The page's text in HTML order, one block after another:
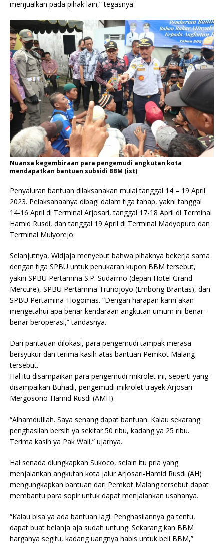
menjualkan pada pihak lain,” tegasnya.
Nuansa kegembiraan para pengemudi angkutan kota
mendapatkan bantuan subsidi BBM (ist)
Penyaluran bantuan dilaksanakan mulai tanggal 14 – 19 April
2023. Pelaksanaanya dibagi dalam tiga tahap, yakni tanggal
14-16 April di Terminal Arjosari, tanggal 17-18 April di Terminal
Hamid Rusdi, dan tanggal 19 April di Terminal Madyopuro dan
Terminal Mulyorejo.
Selanjutnya, Widjaja menyebut bahwa pihaknya bekerja sama
dengan tiga SPBU untuk penukaran kupon BBM tersebut,
yakni SPBU Pertamina S.P. Sudarmo (depan Hotel Grand
Mercure), SPBU Pertamina Trunojoyo (Embong Brantas), dan
SPBU Pertamina Tlogomas. “Dengan harapan kami akan
mengetahui apa benar kendaraan angkutan umum ini benar-
benar beroperasi,” tandasnya.
Dari pantauan dilokasi, para pengemudi tampak merasa
bersyukur dan terima kasih atas bantuan Pemkot Malang
tersebut.
Hal itu disampaikan para pengemudi mikrolet ini, seperti yang
disampaikan Buhadi, pengemudi mikrolet trayek Arjosari-
Mergosono-Hamid Rusdi (AMH).
“AlhamdulIlah. Saya senang dapat bantuan. Kalau sekarang
penghasilan bersih ya sekitar 50 ribu, kadang ya 25 ribu.
Terima kasih ya Pak Wali,” ujarnya.
Hal senada diungkapkan Sukoco, selain itu pria yang
menjalankan angkutan kota jalur Arjosari-Hamid Rusdi (AH)
mengungkapkan bantuan dari Pemkot Malang tersebut dapat
membantu para sopir untuk dapat menjalankan usahanya.
“Kalau bisa ya ada bantuan lagi. Penghasilannya ga tentu,
dapat buat belanja aja sudah untung. Sekarang kan BBM
harganya segitu, kadang uangnya habis untuk beli BBM,”